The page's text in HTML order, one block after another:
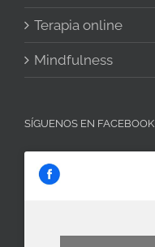
Terapia online
Mindfulness
SÍGUENOS EN FACEBOOK